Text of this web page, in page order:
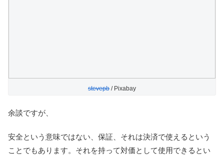
stevepb / Pixabay
余談ですが、
安全という意味ではない、保証、それは決済で使えるという
ことでもあります。それを持って対価として使用できるとい